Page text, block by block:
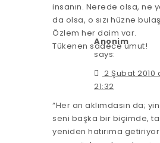
insanın. Nerede olsa, ne
da olsa, o sızı hüzne
Özlem her daim var.
Tükenen sadece umut!
Anonim
says:
2 Şubat 2010
21:32
“Her an aklımdasın da;
seni başka bir biçimde,
yeniden hatırıma